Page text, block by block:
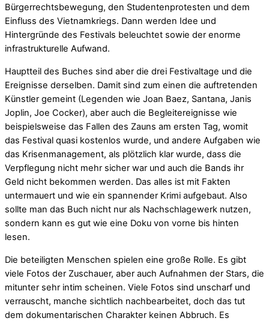
Bürgerrechtsbewegung, den Studentenprotesten und dem
Einfluss des Vietnamkriegs. Dann werden Idee und
Hintergründe des Festivals beleuchtet sowie der enorme
infrastrukturelle Aufwand.
Hauptteil des Buches sind aber die drei Festivaltage und die
Ereignisse derselben. Damit sind zum einen die auftretenden
Künstler gemeint (Legenden wie Joan Baez, Santana, Janis
Joplin, Joe Cocker), aber auch die Begleitereignisse wie
beispielsweise das Fallen des Zauns am ersten Tag, womit
das Festival quasi kostenlos wurde, und andere Aufgaben wie
das Krisenmanagement, als plötzlich klar wurde, dass die
Verpflegung nicht mehr sicher war und auch die Bands ihr
Geld nicht bekommen werden. Das alles ist mit Fakten
untermauert und wie ein spannender Krimi aufgebaut. Also
sollte man das Buch nicht nur als Nachschlagewerk nutzen,
sondern kann es gut wie eine Doku von vorne bis hinten
lesen.
Die beteiligten Menschen spielen eine große Rolle. Es gibt
viele Fotos der Zuschauer, aber auch Aufnahmen der Stars, die
mitunter sehr intim scheinen. Viele Fotos sind unscharf und
verrauscht, manche sichtlich nachbearbeitet, doch das tut
dem dokumentarischen Charakter keinen Abbruch. Es